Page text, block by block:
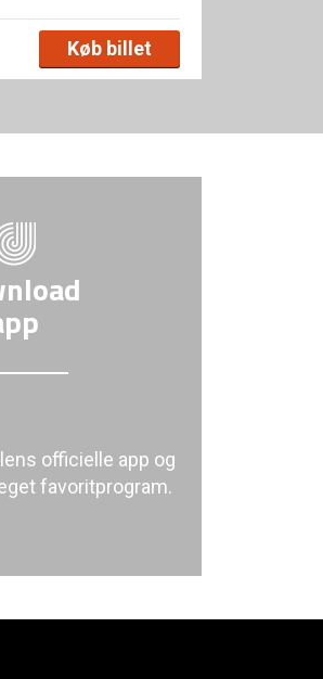
Køb billet
officielle app og
favoritprogram.